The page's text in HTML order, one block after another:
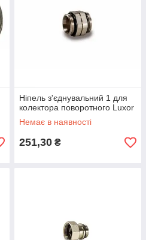
Ніпель з'єднувальний 1 для
колектора поворотного Luxor
Немає в наявності
251,30 ₴